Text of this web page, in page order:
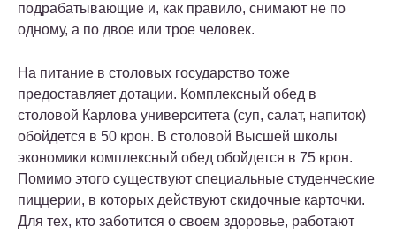
подрабатывающие и, как правило, снимают не по
одному, а по двое или трое человек.
На питание в столовых государство тоже
предоставляет дотации. Комплексный обед в
столовой Карлова университета (суп, салат, напиток)
обойдется в 50 крон. В столовой Высшей школы
экономики комплексный обед обойдется в 75 крон.
Помимо этого существуют специальные студенческие
пиццерии, в которых действуют скидочные карточки.
Для тех, кто заботится о своем здоровье, работают